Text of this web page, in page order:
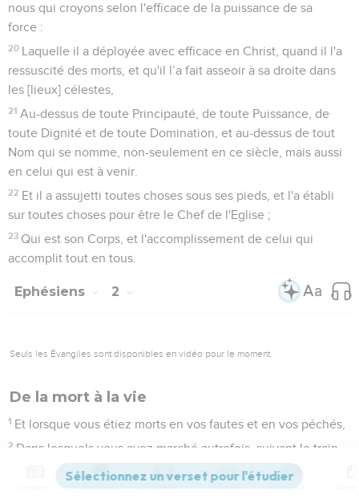
nous qui croyons selon l'efficace de la puissance de sa
force :
20 Laquelle il a déployée avec efficace en Christ, quand il l'a
ressuscité des morts, et qu'il l’a fait asseoir à sa droite dans
les [lieux] célestes,
21 Au-dessus de toute Principauté, de toute Puissance, de
toute Dignité et de toute Domination, et au-dessus de tout
Nom qui se nomme, non-seulement en ce siècle, mais aussi
en celui qui est à venir.
22 Et il a assujetti toutes choses sous ses pieds, et l'a établi
sur toutes choses pour être le Chef de l'Eglise ;
23 Qui est son Corps, et l'accomplissement de celui qui
accomplit tout en tous.
Ephésiens 2
Seuls les Évangiles sont disponibles en vidéo pour le moment.
De la mort à la vie
1 Et lorsque vous étiez morts en vos fautes et en vos péchés,
2 Dans lesquels vous avez marché autrefois, suivant le train
de ce monde, selon le Prince de la puissance de l'air, qui est
l'esprit qui agit maintenant avec efficace dans les enfants
Versions Commentaires Strong